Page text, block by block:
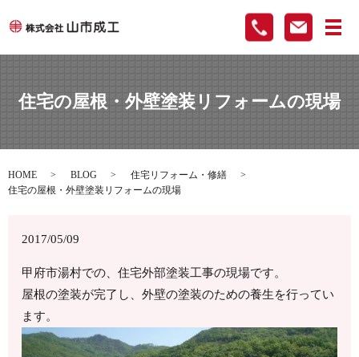
メ
住宅の屋根・外壁塗装リフォームの現場
HOME BLOG
住宅リフォーム・修繕
住宅の屋根・外壁塗装リフォームの現場
2017/05/09
甲府市湯村での、住宅外部塗装工事の現場です。
屋根の塗装が完了し、外壁の塗装のための養生を行ってい
ます。